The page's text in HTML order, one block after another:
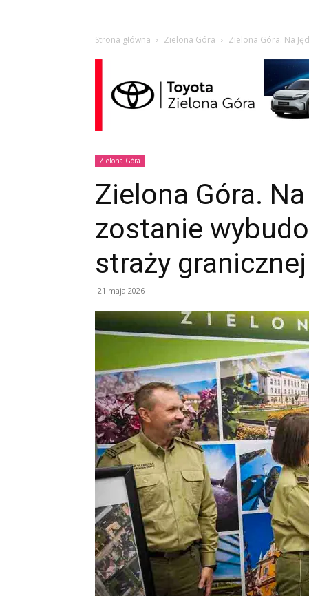
Strona główna Zielona Góra Zielona Góra. Na
Zielona Góra
Zielona Góra.
zostanie
straży granicznej
21 maja 2026